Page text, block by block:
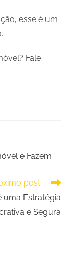
esse é um
Fale
e Fazem
post
uma Estratégia
e Segura